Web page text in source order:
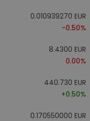
0.010939270 EUR
-0.50%
8.4300 EUR
0.00%
440.730 EUR
+0.50%
0.170550000 EUR